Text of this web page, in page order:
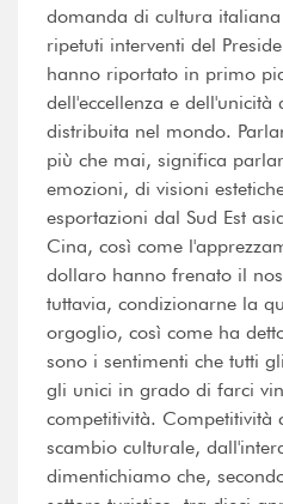
domanda di cultura
ripetuti interventi del
hanno riportato in primo
dell'eccellenza e
distribuita nel mondo.
più che mai, significa
emozioni, di visioni
esportazioni dal Sud Est
Cina, così come
dollaro hanno frenato il
tuttavia, condizionarne la
orgoglio, così come ha
sono i sentimenti che tutti
gli unici in grado di farci
competitività. Competitività
scambio culturale,
dimentichiamo che,